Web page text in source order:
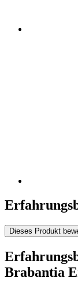
Dieses Produkt
Brabantia